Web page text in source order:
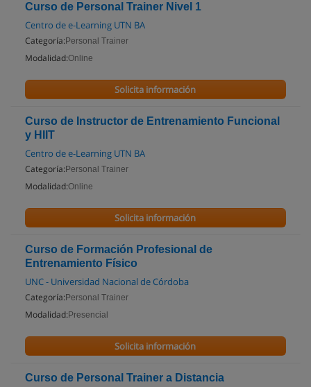
Curso de Personal Trainer Nivel 1
Centro de e-Learning UTN BA
Categoría: Personal Trainer
Modalidad:Online
Solicita información
Curso de Instructor de Entrenamiento Funcional
y HIIT
Centro de e-Learning UTN BA
Categoría: Personal Trainer
Modalidad:Online
Solicita información
Curso de Formación Profesional de
Entrenamiento Físico
UNC - Universidad Nacional de Córdoba
Categoría: Personal Trainer
Modalidad: Presencial
Solicita información
Curso de Personal Trainer a Distancia